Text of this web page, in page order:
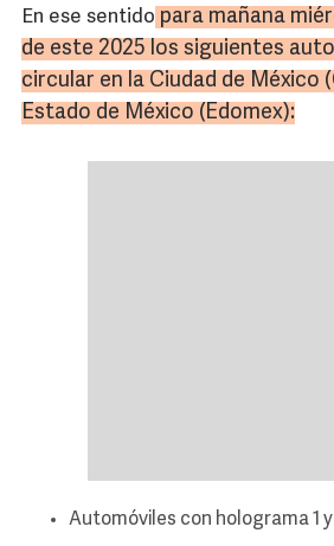
En ese sentido para mañana
de este 2025 los siguientes
circular en la Ciudad de México (
Estado de México (Edomex):
Automóviles con holograma 1 y